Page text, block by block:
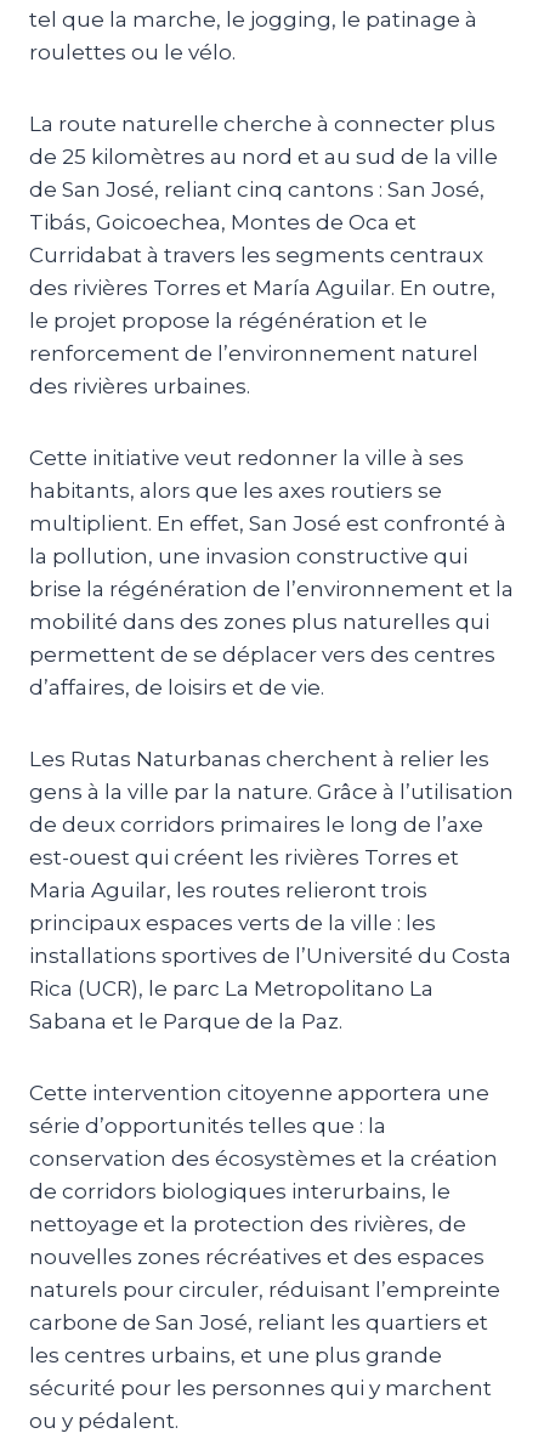
tel que la marche, le jogging, le patinage à
roulettes ou le vélo.
La route naturelle cherche à connecter plus
de 25 kilomètres au nord et au sud de la ville
de San José, reliant cinq cantons : San José,
Tibás, Goicoechea, Montes de Oca et
Curridabat à travers les segments centraux
des rivières Torres et María Aguilar. En outre,
le projet propose la régénération et le
renforcement de l’environnement naturel
des rivières urbaines.
Cette initiative veut redonner la ville à ses
habitants, alors que les axes routiers se
multiplient. En effet, San José est confronté à
la pollution, une invasion constructive qui
brise la régénération de l’environnement et la
mobilité dans des zones plus naturelles qui
permettent de se déplacer vers des centres
d’affaires, de loisirs et de vie.
Les Rutas Naturbanas cherchent à relier les
gens à la ville par la nature. Grâce à l’utilisation
de deux corridors primaires le long de l’axe
est-ouest qui créent les rivières Torres et
Maria Aguilar, les routes relieront trois
principaux espaces verts de la ville : les
installations sportives de l’Université du Costa
Rica (UCR), le parc La Metropolitano La
Sabana et le Parque de la Paz.
Cette intervention citoyenne apportera une
série d’opportunités telles que : la
conservation des écosystèmes et la création
de corridors biologiques interurbains, le
nettoyage et la protection des rivières, de
nouvelles zones récréatives et des espaces
naturels pour circuler, réduisant l’empreinte
carbone de San José, reliant les quartiers et
les centres urbains, et une plus grande
sécurité pour les personnes qui y marchent
ou y pédalent.